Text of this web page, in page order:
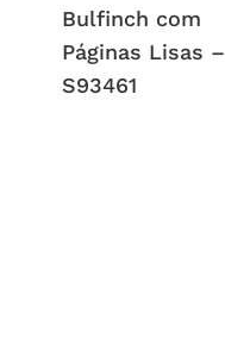
Bulfinch com
Páginas Lisas –
S93461